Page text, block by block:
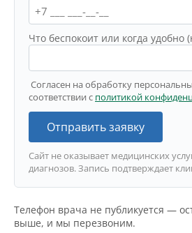
Что беспокоит или когда удобно
Согласен на обработку
соответствии с политикой
Отправить заявку
Сайт не оказывает медицинских
диагнозов. Запись подтверждает
Телефон врача не публикуется —
выше, и мы перезвоним.